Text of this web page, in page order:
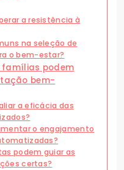
a resistência à
na seleção de
o bem-estar?
famílias podem
bem-
a eficácia das
o engajamento
podem guiar as
certas?